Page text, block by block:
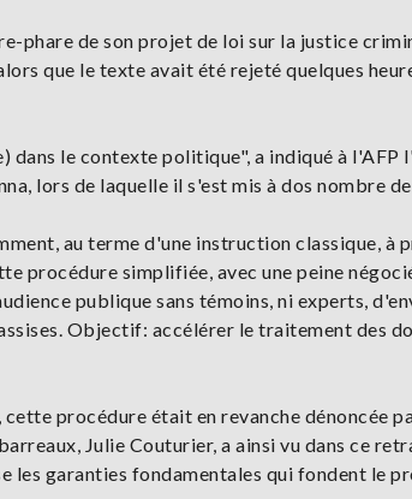
phare de son projet de loi sur la justice
que le texte avait été rejeté quelques
le contexte politique", a indiqué à l'AFP
lors de laquelle il s'est mis à dos nombre
au terme d'une instruction classique, à
procédure simplifiée, avec une peine
publique sans témoins, ni experts,
Objectif: accélérer le traitement des
procédure était en revanche dénoncée
Julie Couturier, a ainsi vu dans ce
les garanties fondamentales qui fondent le